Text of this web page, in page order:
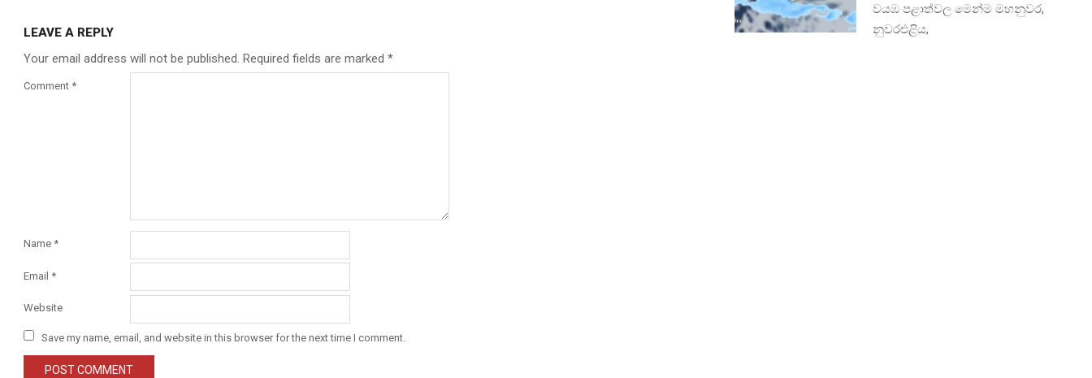
LEAVE A REPLY
Your email address will not be published. Required fields are marked *
Comment *
Name *
Email *
Website
Save my name, email, and website in this browser for the next time I comment.
වයඹ පළාත්වල මෙන්ම මහනුවර,
නුවරඑළිය,